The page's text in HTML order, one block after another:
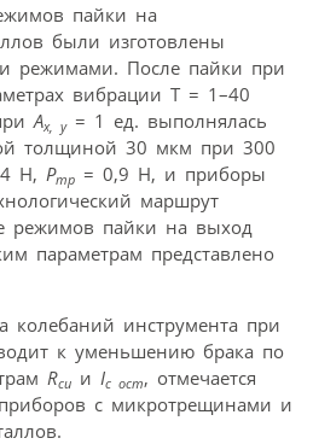
пайки на
были изготовлены
режимами. После пайки при
вибрации Т = 1–40
Аx, y = 1 ед. выполнялась
толщиной 30 мкм при 300
Н, Ртр = 0,9 Н, и приборы
маршрут
режимов пайки на выход
параметрам представлено
колебаний инструмента при
к уменьшению брака по
Rсu и Iс осm, отмечается
с микротрещинами и